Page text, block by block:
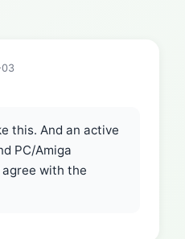
this. And an active
PC/Amiga
with the